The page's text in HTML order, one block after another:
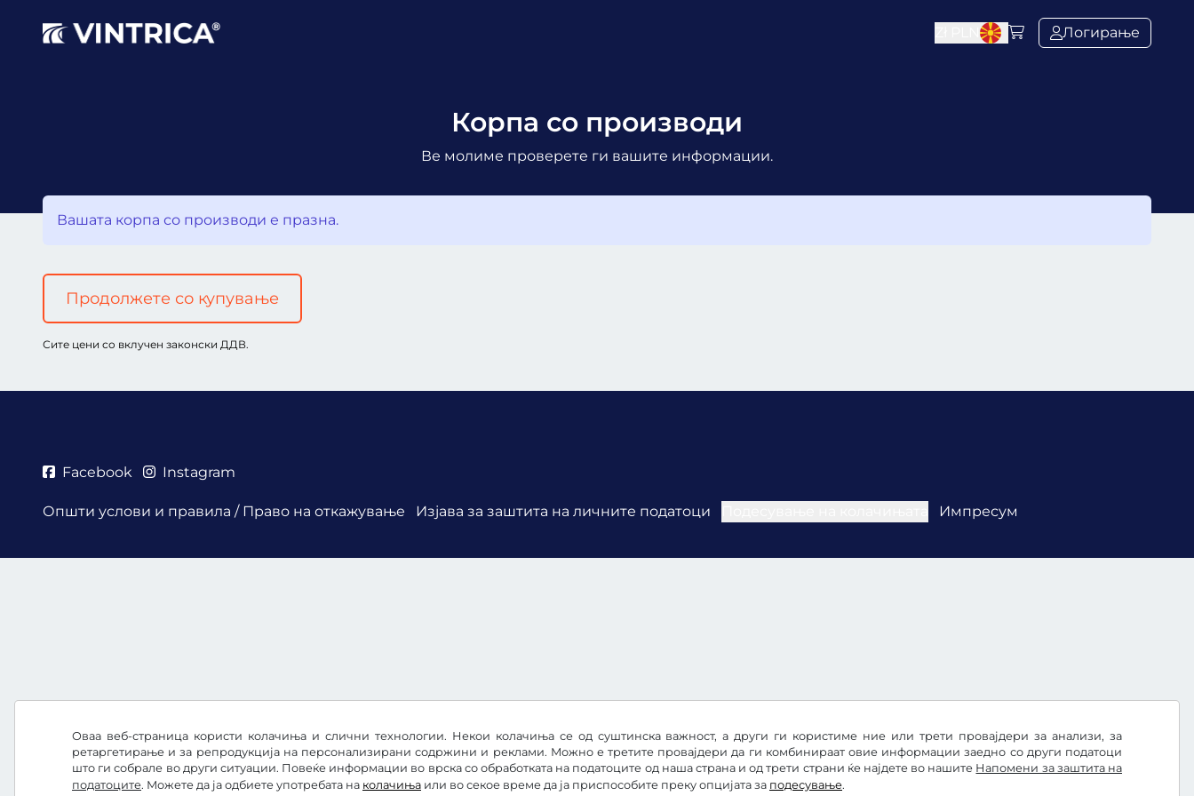
Оваа веб-страница користи колачиња и слични технологии. Некои колачиња се од суштинска важност, а други ги користиме ние или трети провајдери за анализи, за
ретаргетирање и за репродукција на персонализирани содржини и реклами. Можно е третите провајдери да ги комбинираат овие информации заедно со други податоци
што ги собрале во други ситуации. Повеќе информации во врска со обработката на податоците од наша страна и од трети страни ќе најдете во нашите Напомени за заштита на
податоците. Можете да ја одбиете употребата на колачиња или во секое време да ја приспособите преку опцијата за подесување.
Логирање
Корпа со производи
Ве молиме проверете ги вашите информации.
Вашата корпа со производи е празна.
Продолжете со купување
Сите цени со вклучен законски ДДВ.
Facebook Instagram
Општи услови и правила / Право на откажување Изјава за заштита на личните податоци Импресум